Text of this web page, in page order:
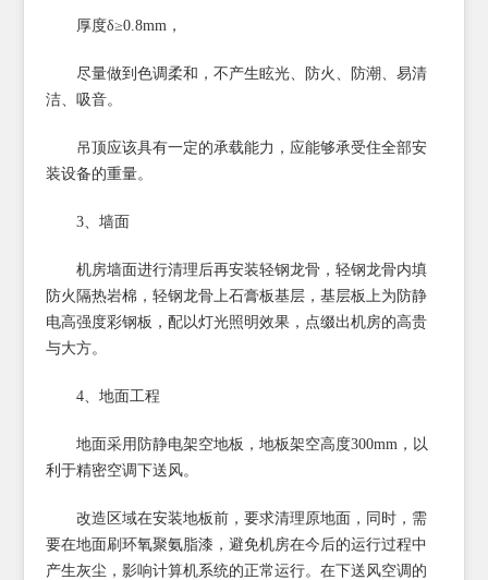
厚度δ≥0.8mm，
尽量做到色调柔和，不产生眩光、防火、防潮、易清
洁、吸音。
吊顶应该具有一定的承载能力，应能够承受住全部安
装设备的重量。
3、墙面
机房墙面进行清理后再安装轻钢龙骨，轻钢龙骨内填
防火隔热岩棉，轻钢龙骨上石膏板基层，基层板上为防静
电高强度彩钢板，配以灯光照明效果，点缀出机房的高贵
与大方。
4、地面工程
地面采用防静电架空地板，地板架空高度300mm，以
利于精密空调下送风。
改造区域在安装地板前，要求清理原地面，同时，需
要在地面刷环氧聚氨脂漆，避免机房在今后的运行过程中
产生灰尘，影响计算机系统的正常运行。在下送风空调的